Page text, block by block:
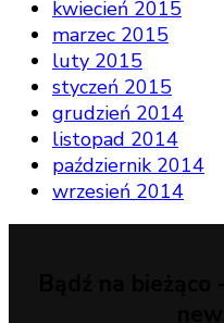
kwiecień 2015
marzec 2015
luty 2015
styczeń 2015
grudzień 2014
listopad 2014
październik 2014
wrzesień 2014